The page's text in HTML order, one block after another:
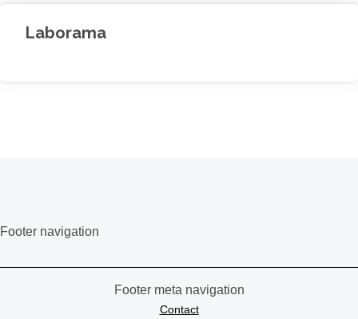
Laborama
Footer navigation
Footer meta navigation
Contact